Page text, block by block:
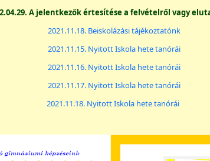
A jelentkezők értesítése a felvételről vagy
2021.11.18. Beiskolázási tájékoztatónk
2021.11.15. Nyitott Iskola hete tanórái
2021.11.16. Nyitott Iskola hete tanórái
2021.11.17. Nyitott Iskola hete tanórái
2021.11.18. Nyitott Iskola hete tanórái